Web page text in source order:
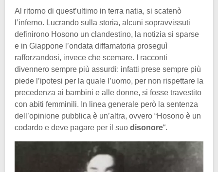
Al ritorno di quest’ultimo in terra natia, si scatenò
l’inferno. Lucrando sulla storia, alcuni sopravvissuti
definirono Hosono un clandestino, la notizia si sparse
e in Giappone l’ondata diffamatoria proseguì
rafforzandosi, invece che scemare. I racconti
divennero sempre più assurdi: infatti prese sempre più
piede l’ipotesi per la quale l’uomo, per non rispettare la
precedenza ai bambini e alle donne, si fosse travestito
con abiti femminili. In linea generale però la sentenza
dell’opinione pubblica è un’altra, ovvero “Hosono è un
codardo e deve pagare per il suo disonore“.